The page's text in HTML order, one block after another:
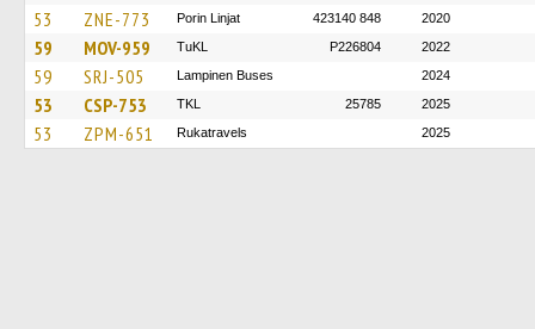
53 ZNE-773 Porin Linjat 423140 848 2020
59 MOV-959 TuKL P226804 2022
59 SRJ-505 Lampinen Buses 2024
53 CSP-753 TKL 25785 2025
53 ZPM-651 Rukatravels 2025